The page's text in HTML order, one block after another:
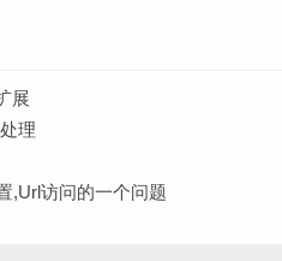
展
理
,Url访问的一个问题